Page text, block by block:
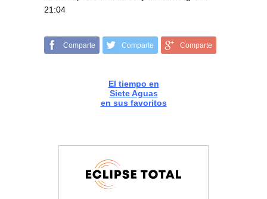
21:04
Comparte Comparte Comparte
El tiempo en
Siete Aguas
en sus favoritos